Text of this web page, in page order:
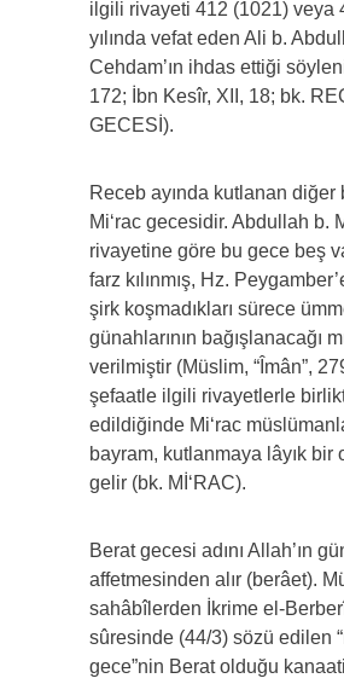
ilgili rivayeti 412 (1021) veya
yılında vefat eden Ali b.
Cehdam’ın ihdas ettiği
172; İbn Kesîr, XII, 18; bk.
GECESİ).
Receb ayında kutlanan diğer
Mi‘rac gecesidir. Abdullah b.
rivayetine göre bu gece beş
farz kılınmış, Hz.
şirk koşmadıkları sürece
günahlarının bağışlanacağı
verilmiştir (Müslim, “Îmân”,
şefaatle ilgili rivayetlerle
edildiğinde Mi‘rac
bayram, kutlanmaya lâyık bir
gelir (bk. Mİ‘RAC).
Berat gecesi adını Allah’ın
affetmesinden alır (berâet).
sahâbîlerden İkrime el-
sûresinde (44/3) sözü edilen
gece”nin Berat olduğu